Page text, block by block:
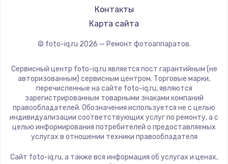
Контакты
Карта сайта
© foto-iq.ru 2026 — Ремонт фотоаппаратов.
Сервисный центр foto-iq.ru является пост гарантийным (не
авторизованным) сервисным центром. Торговые марки,
перечисленные на сайте foto-iq.ru, являются
зарегистрированным товарными знаками компаний
правообладателей. Обозначения используется не с целью
индивидуализации соответствующих услуг по ремонту, а с
целью информирования потребителей о предоставляемых
услугах в отношении техники правообладателя
Сайт foto-iq.ru, а также вся информация об услугах и ценах,